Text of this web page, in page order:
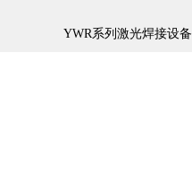
YWR系列激光焊接设备